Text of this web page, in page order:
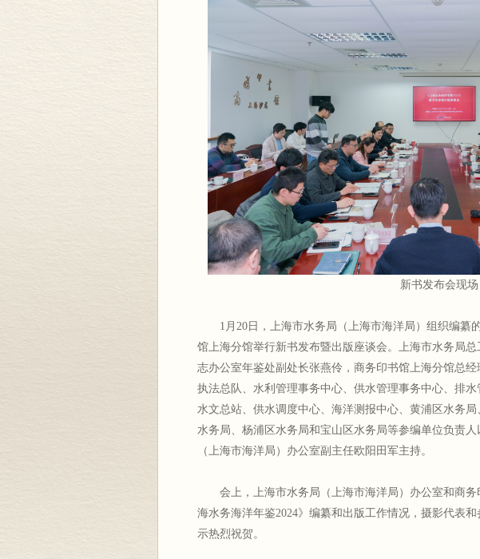
新书发布会现场
1月20日，上海市水务局（上海市海洋局）组织编纂
馆上海分馆举行新书发布暨出版座谈会。上海市水务局
志办公室年鉴处副处长张燕伶，商务印书馆上海分馆总
执法总队、水利管理事务中心、供水管理事务中心、排水
水文总站、供水调度中心、海洋测报中心、黄浦区水务
水务局、杨浦区水务局和宝山区水务局等参编单位负责
（上海市海洋局）办公室副主任欧阳田军主持。
会上，上海市水务局（上海市海洋局）办公室和商
海水务海洋年鉴2024》编纂和出版工作情况，摄影代表
示热烈祝贺。